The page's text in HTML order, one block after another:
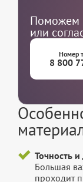
Поможем
или
Номер
8 800
Точность
Большая
проходит